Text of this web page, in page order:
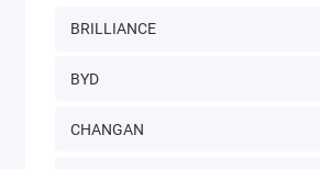
BRILLIANCE
BYD
CHANGAN